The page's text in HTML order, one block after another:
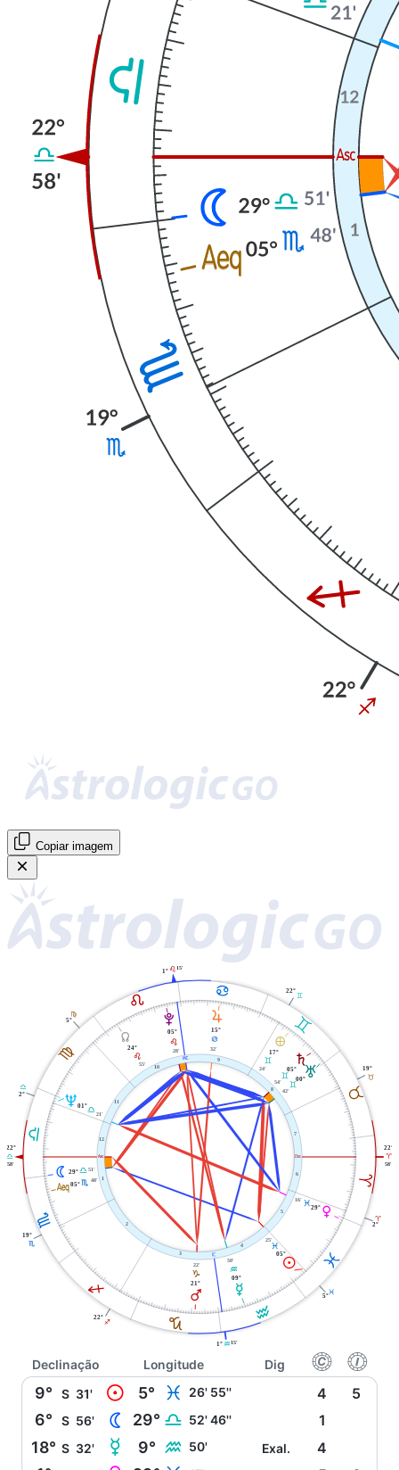
Copiar imagem
A
B
C
D
E
F
G
H
I
J
K
L
1
W
2
3
4
j
5
6
7
i
8
9
10
X
11
12
G
22°
58'
H
19°
I
22°
K
1° 15'
L
5°
A
2°
A
22°
58'
B
19°
C
22°
E
1° 15'
F
5°
G
2°
N 29°G 51'
l05°H 48'
Q
21°
J
22'
O
09°
K
50' M
05°
L
25'
P
29°
L
16'
T
00°
C
42'
S
05°
C
54'
È
17°
C
24'
R
15°
D
32'
V
05°
E
28'
Y
24°
E
55'
U01°
G21'
Declinação Longitude Dig f g
9° S 31' M 5° L 26' 55'' 4 5
6° S 56' N 29° G 52' 46'' 1
18° S 32' O 9° K 50' Exal. 4